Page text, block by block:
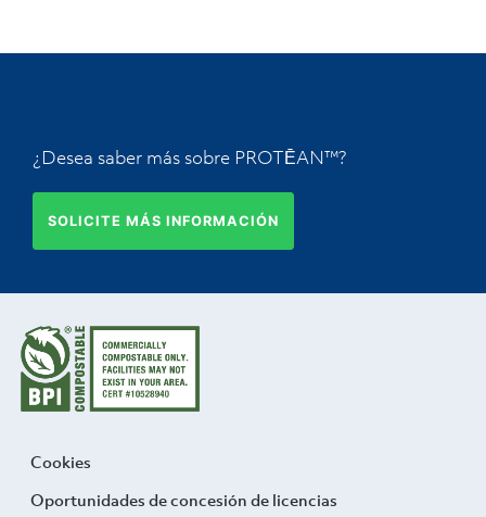
¿Desea saber más sobre PROTĒAN™?
SOLICITE MÁS INFORMACIÓN
Cookies
Oportunidades de concesión de licencias